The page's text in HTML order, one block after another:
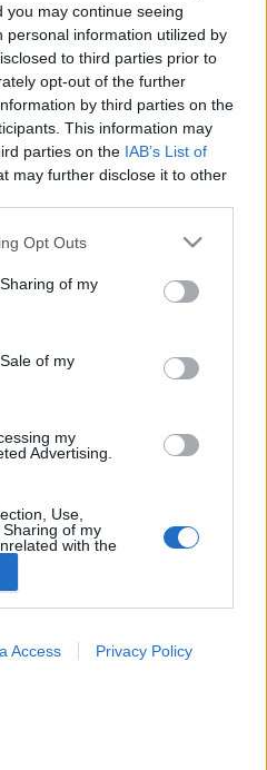
may continue seeing
personal information utilized by
to third parties prior to
opt-out of the further
by third parties on the
This information may
parties on the IAB’s List of
may further disclose it to other
app uses one or more Google
behaviour. You may click to
and its third-party tags to
purposes in below Google
Opt Outs
of my
of my
my
Advertising.
Use,
of my
with the
collected.
Access Privacy Policy